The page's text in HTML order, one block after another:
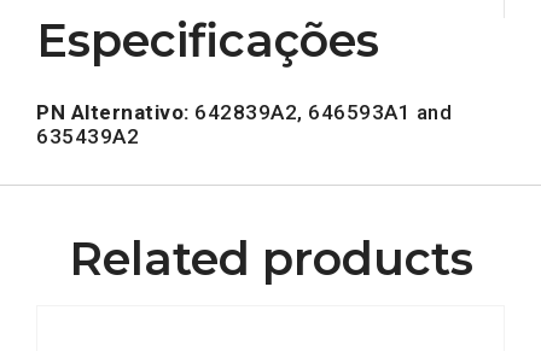
Especificações
PN Alternativo: 642839A2, 646593A1 and
635439A2
Related products